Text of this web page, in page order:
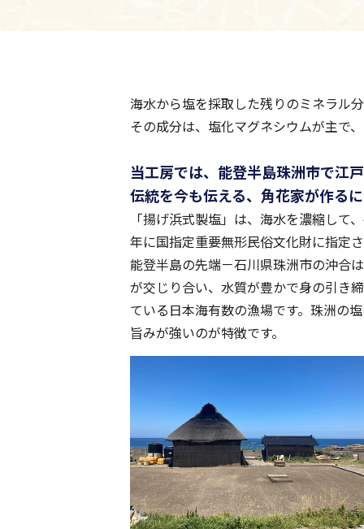
海水から塩を採取した残りのミネラル
その成分は、塩化マグネシウムが主で
当工房では、能登半島珠洲市で江
伝統を今も伝える、角花家が作る
「揚げ浜式製塩」は、海水を濃縮して
年に国指定重要無形民俗文化財に指定
能登半島の先端－石川県珠洲市の沖合
が交じり合い、水質が豊かで身の引き
ている日本海有数の漁場です。珠洲の
旨みが強いのが特徴です。